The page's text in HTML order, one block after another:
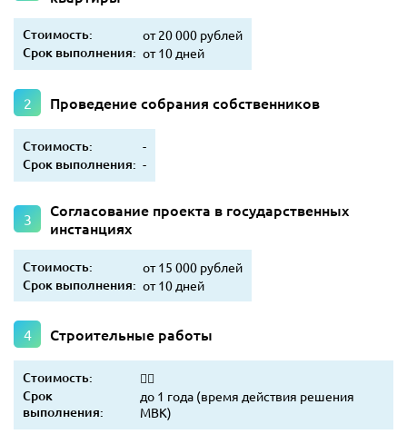
Стоимость: от 20 000 рублей
Срок выполнения: от 10 дней
Проведение собрания собственников
Стоимость: -
Срок выполнения: -
Согласование проекта в государственных
инстанциях
Стоимость: от 15 000 рублей
Срок выполнения: от 10 дней
Строительные работы
Стоимость: 👷‍♂️
Срок
выполнения:
до 1 года (время действия решения
МВК)